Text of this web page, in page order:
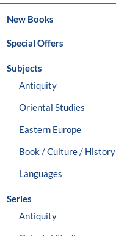
New Books
Special Offers
Subjects
Antiquity
Oriental Studies
Eastern Europe
Book / Culture / History
Languages
Series
Antiquity